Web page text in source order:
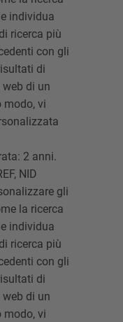
individua
ricerca più
con gli
di
di un
modo, vi
2 anni.
NID
gli
la ricerca
individua
ricerca più
con gli
di
di un
modo, vi